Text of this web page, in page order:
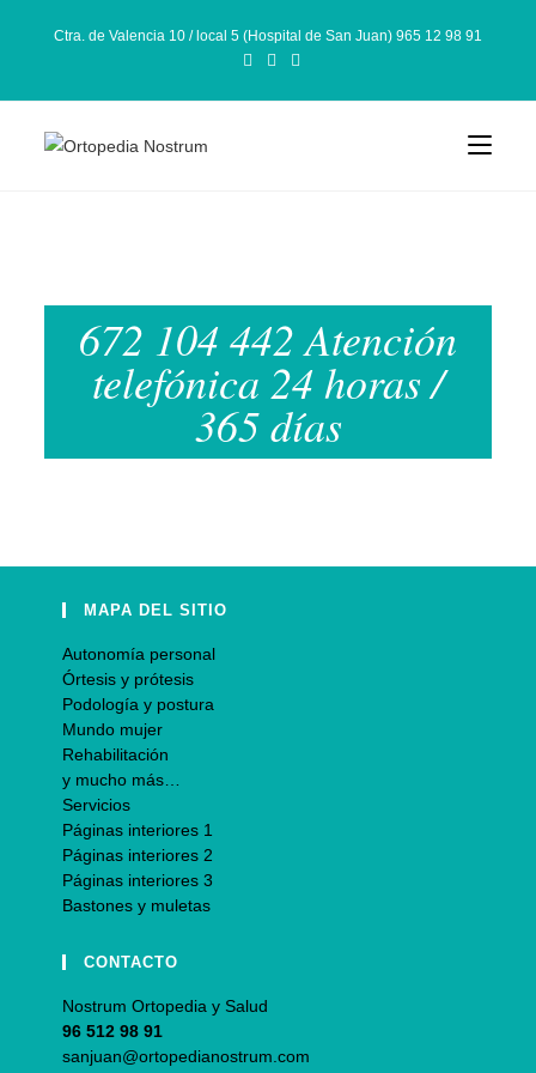
Ctra. de Valencia 10 / local 5 (Hospital de San Juan) 965 12 98 91
672 104 442 Atención
telefónica 24 horas /
365 días
MAPA DEL SITIO
Autonomía personal
Órtesis y prótesis
Podología y postura
Mundo mujer
Rehabilitación
y mucho más…
Servicios
Páginas interiores 1
Páginas interiores 2
Páginas interiores 3
Bastones y muletas
CONTACTO
Nostrum Ortopedia y Salud
96 512 98 91
sanjuan@ortopedianostrum.com